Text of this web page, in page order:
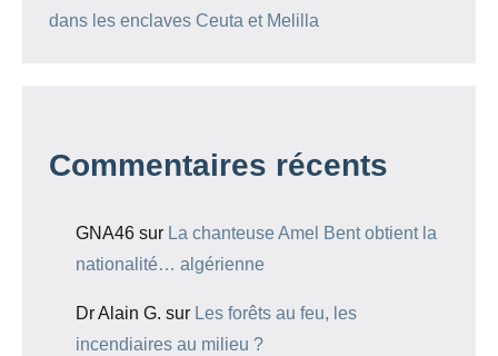
dans les enclaves Ceuta et Melilla
Commentaires récents
GNA46 sur La chanteuse Amel Bent obtient la
nationalité… algérienne
Dr Alain G. sur Les forêts au feu, les
incendiaires au milieu ?